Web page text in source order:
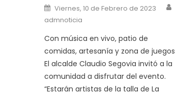
Posted on
Viernes, 10 de Febrero de 2023
admnoticia
Con música en vivo, patio de
comidas, artesanía y zona de juegos
El alcalde Claudio Segovia invitó a la
comunidad a disfrutar del evento.
“Estarán artistas de la talla de La